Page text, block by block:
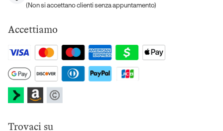
(Non si accettano clienti senza appuntamento)
Accettiamo
Trovaci su